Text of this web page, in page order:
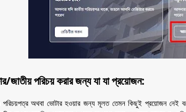
জাতীয় পরিচয় করার জন্য যা যা প্রয়োজন:
পরিচয়পত্র অথবা ভোটার হওয়ার জন্য মূলত তেমন কিছুই প্রয়োজন নেই